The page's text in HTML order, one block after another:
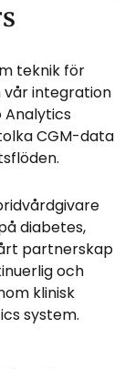
teknik för
vår integration
Analytics
CGM-data
diabetes,
partnerskap
och
klinisk
system.